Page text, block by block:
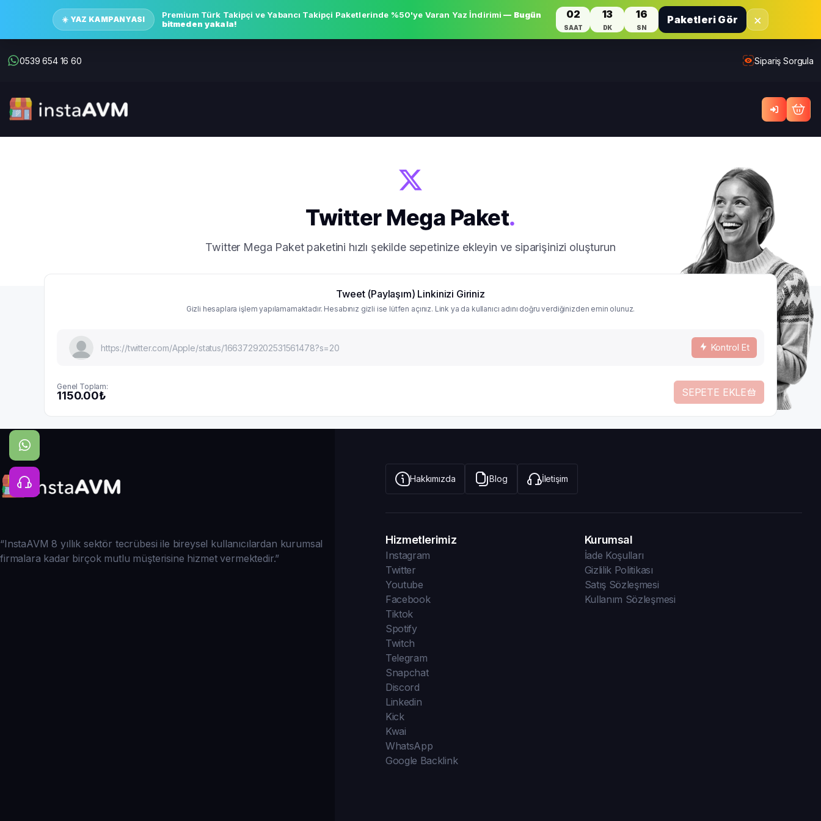
☀️ YAZ KAMPANYASI Premium Türk Takipçi ve Yabancı Takipçi Paketlerinde %50'ye Varan Yaz İndirimi — Bugün
bitmeden yakala!
02
SAAT
13
DK
16
SN
Paketleri Gör ×
0539 654 16 60 Sipariş Sorgula
Twitter Mega Paket.
Twitter Mega Paket paketini hızlı şekilde sepetinize ekleyin ve siparişinizi oluşturun
Tweet (Paylaşım) Linkinizi Giriniz
Gizli hesaplara işlem yapılamamaktadır. Hesabınız gizli ise lütfen açınız. Link ya da kullanıcı adını doğru verdiğinizden emin olunuz.
Kontrol Et
Genel Toplam:
1150.00₺ SEPETE EKLE
“InstaAVM 8 yıllık sektör tecrübesi ile bireysel kullanıcılardan kurumsal
firmalara kadar birçok mutlu müşterisine hizmet vermektedir.”
Hakkımızda Blog İletişim
Hizmetlerimiz
Instagram
Twitter
Youtube
Facebook
Tiktok
Spotify
Twitch
Telegram
Snapchat
Discord
Linkedin
Kick
Kwai
WhatsApp
Google Backlink
Kurumsal
İade Koşulları
Gizlilik Politikası
Satış Sözleşmesi
Kullanım Sözleşmesi